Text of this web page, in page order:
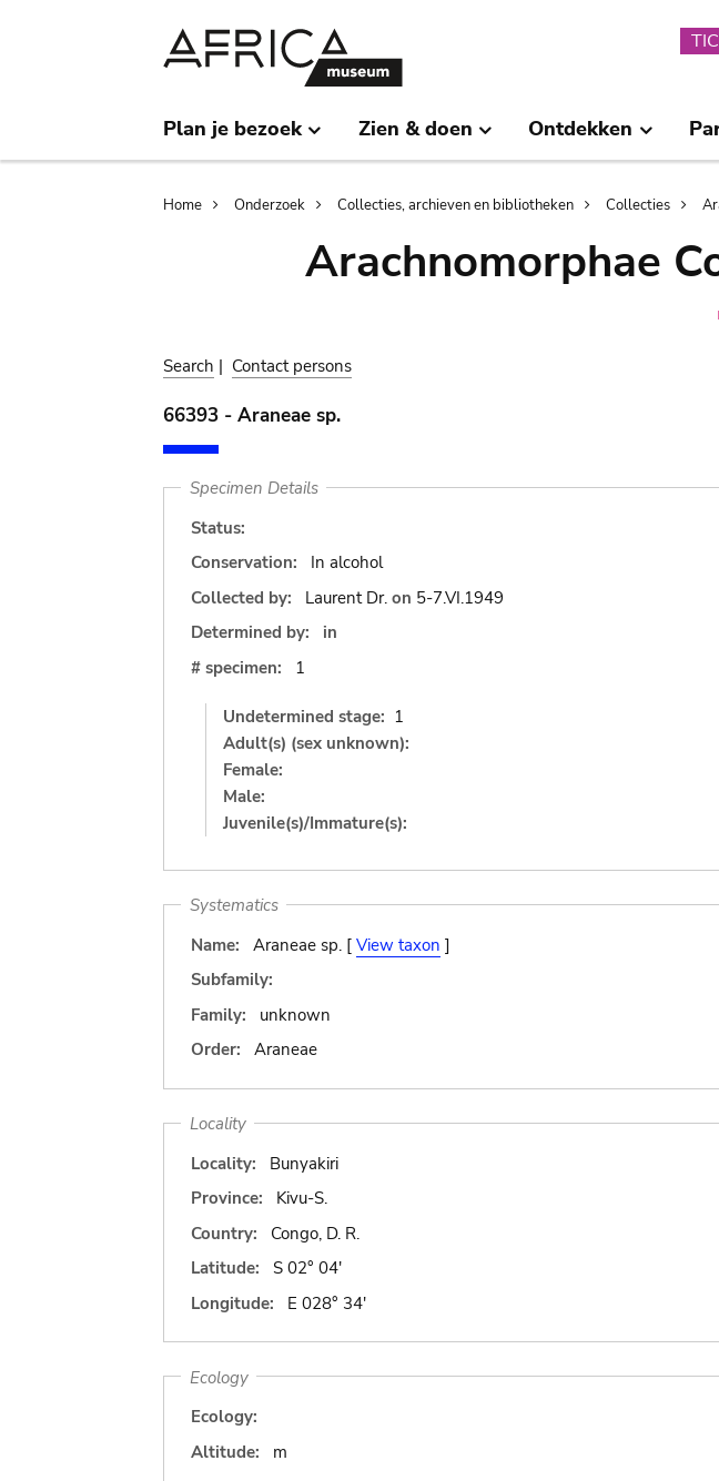
Plan je bezoek Zien & doen Ontdekken
Breadcrumb
Home Onderzoek Collecties, archieven en bibliotheken Collecties
Arachnomorphae
Search | Contact persons
66393 - Araneae sp.
Specimen Details
Status:
Conservation:
In alcohol
Collected by:
Laurent Dr. on 5-7.VI.1949
Determined by:
in
# specimen:
1
Undetermined stage: 1
Adult(s) (sex unknown):
Female:
Male:
Juvenile(s)/Immature(s):
Systematics
Name:
Araneae sp. [ View taxon ]
Subfamily:
Family:
unknown
Order:
Araneae
Locality
Locality:
Bunyakiri
Province:
Kivu-S.
Country:
Congo, D. R.
Latitude:
S 02° 04'
Longitude:
E 028° 34'
Ecology
Ecology:
Altitude:
m